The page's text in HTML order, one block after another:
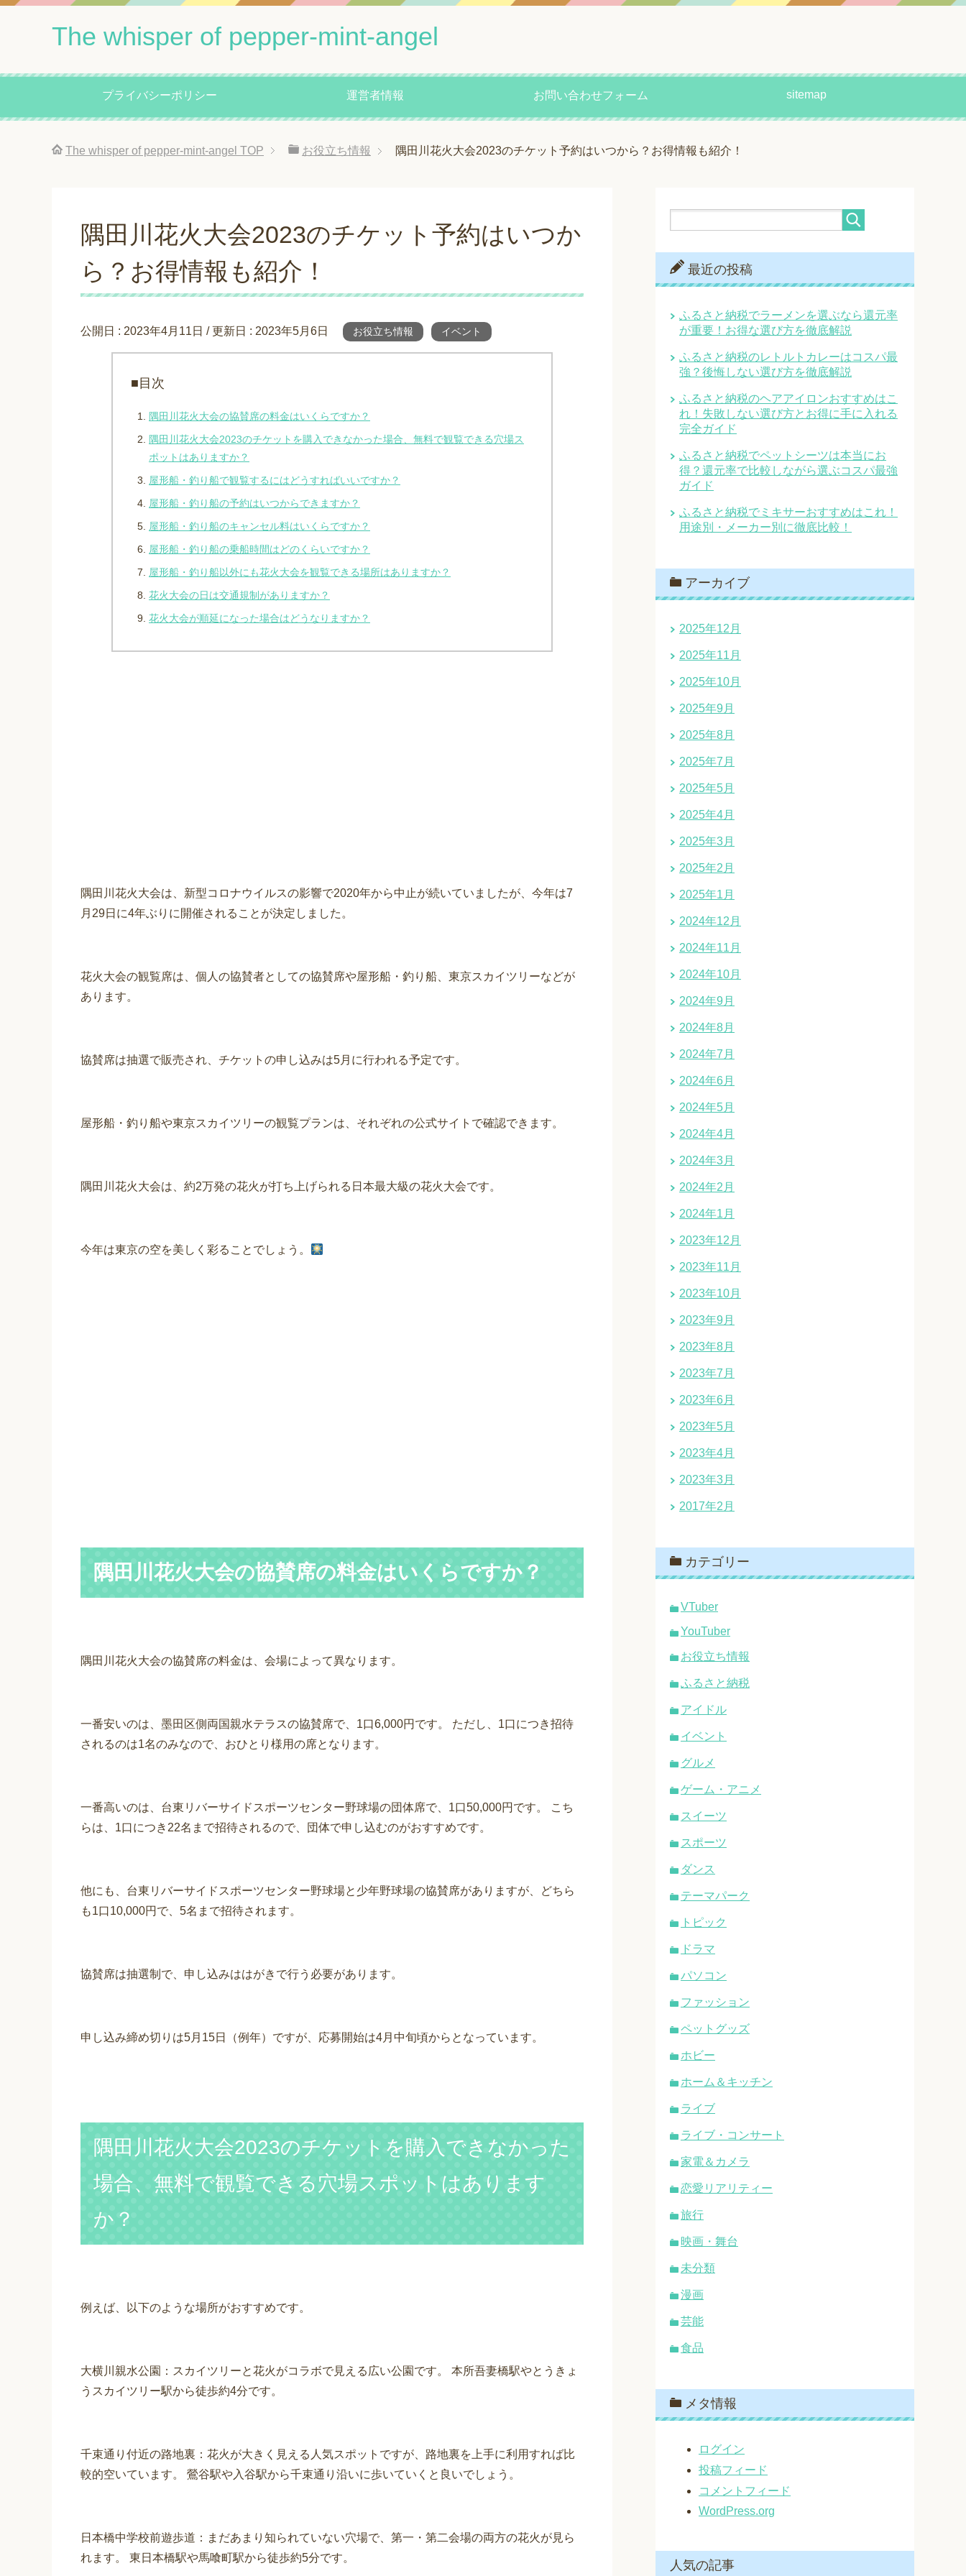
The whisper of pepper-mint-angel
プライバシーポリシー 運営者情報 お問い合わせフォーム sitemap
The whisper of pepper-mint-angel TOP お役立ち情報 隅田川花火大会2023のチケット予約はいつから？お得情報も紹介！
隅田川花火大会2023のチケット予約はいつか
ら？お得情報も紹介！
公開日 : 2023年4月11日 / 更新日 : 2023年5月6日 お役立ち情報 イベント
■目次
隅田川花火大会の協賛席の料金はいくらですか？
隅田川花火大会2023のチケットを購入できなかった場合、無料で観覧できる穴場ス
ポットはありますか？
屋形船・釣り船で観覧するにはどうすればいいですか？
屋形船・釣り船の予約はいつからできますか？
屋形船・釣り船のキャンセル料はいくらですか？
屋形船・釣り船の乗船時間はどのくらいですか？
屋形船・釣り船以外にも花火大会を観覧できる場所はありますか？
花火大会の日は交通規制がありますか？
花火大会が順延になった場合はどうなりますか？
隅田川花火大会は、新型コロナウイルスの影響で2020年から中止が続いていましたが、今年は7
月29日に4年ぶりに開催されることが決定しました。
花火大会の観覧席は、個人の協賛者としての協賛席や屋形船・釣り船、東京スカイツリーなどが
あります。
協賛席は抽選で販売され、チケットの申し込みは5月に行われる予定です。
屋形船・釣り船や東京スカイツリーの観覧プランは、それぞれの公式サイトで確認できます。
隅田川花火大会は、約2万発の花火が打ち上げられる日本最大級の花火大会です。
今年は東京の空を美しく彩ることでしょう。
隅田川花火大会の協賛席の料金はいくらですか？
隅田川花火大会の協賛席の料金は、会場によって異なります。
一番安いのは、墨田区側両国親水テラスの協賛席で、1口6,000円です。 ただし、1口につき招待
されるのは1名のみなので、おひとり様用の席となります。
一番高いのは、台東リバーサイドスポーツセンター野球場の団体席で、1口50,000円です。 こち
らは、1口につき22名まで招待されるので、団体で申し込むのがおすすめです。
他にも、台東リバーサイドスポーツセンター野球場と少年野球場の協賛席がありますが、どちら
も1口10,000円で、5名まで招待されます。
協賛席は抽選制で、申し込みははがきで行う必要があります。
申し込み締め切りは5月15日（例年）ですが、応募開始は4月中旬頃からとなっています。
隅田川花火大会2023のチケットを購入できなかった
場合、無料で観覧できる穴場スポットはあります
か？
例えば、以下のような場所がおすすめです。
大横川親水公園：スカイツリーと花火がコラボで見える広い公園です。 本所吾妻橋駅やとうきょ
うスカイツリー駅から徒歩約4分です。
千束通り付近の路地裏：花火が大きく見える人気スポットですが、路地裏を上手に利用すれば比
較的空いています。 鶯谷駅や入谷駅から千束通り沿いに歩いていくと良いでしょう。
日本橋中学校前遊歩道：まだあまり知られていない穴場で、第一・第二会場の両方の花火が見ら
れます。 東日本橋駅や馬喰町駅から徒歩約5分です。
最近の投稿
ふるさと納税でラーメンを選ぶなら還元率
が重要！お得な選び方を徹底解説
ふるさと納税のレトルトカレーはコスパ最
強？後悔しない選び方を徹底解説
ふるさと納税のヘアアイロンおすすめはこ
れ！失敗しない選び方とお得に手に入れる
完全ガイド
ふるさと納税でペットシーツは本当にお
得？還元率で比較しながら選ぶコスパ最強
ガイド
ふるさと納税でミキサーおすすめはこれ！
用途別・メーカー別に徹底比較！
アーカイブ
2025年12月
2025年11月
2025年10月
2025年9月
2025年8月
2025年7月
2025年5月
2025年4月
2025年3月
2025年2月
2025年1月
2024年12月
2024年11月
2024年10月
2024年9月
2024年8月
2024年7月
2024年6月
2024年5月
2024年4月
2024年3月
2024年2月
2024年1月
2023年12月
2023年11月
2023年10月
2023年9月
2023年8月
2023年7月
2023年6月
2023年5月
2023年4月
2023年3月
2017年2月
カテゴリー
VTuber
YouTuber
お役立ち情報
ふるさと納税
アイドル
イベント
グルメ
ゲーム・アニメ
スイーツ
スポーツ
ダンス
テーマパーク
トピック
ドラマ
パソコン
ファッション
ペットグッズ
ホビー
ホーム＆キッチン
ライブ
ライブ・コンサート
家電＆カメラ
恋愛リアリティー
旅行
映画・舞台
未分類
漫画
芸能
食品
メタ情報
ログイン
投稿フィード
コメントフィード
WordPress.org
人気の記事